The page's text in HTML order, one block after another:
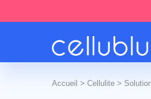
Accueil > Cellulite >